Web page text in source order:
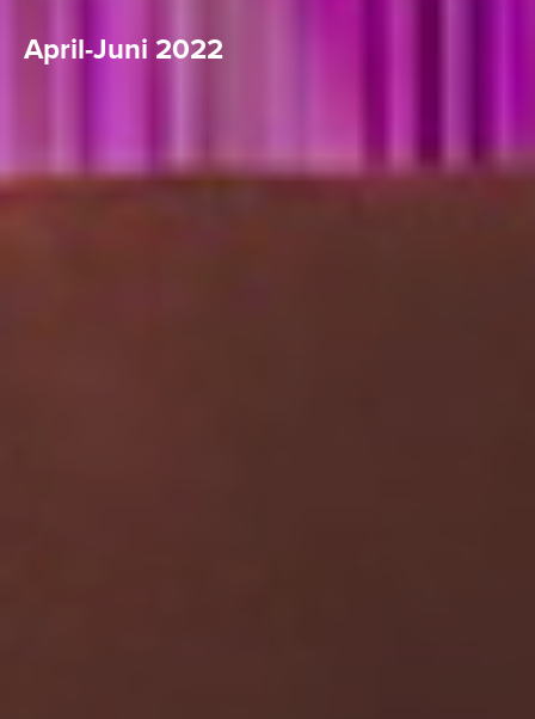
April-Juni 2022